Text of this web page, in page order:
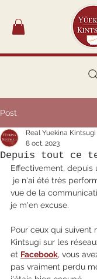
Post
Depuis tout ce
Real Yuekina Kintsugi
8 oct. 2023
Effectivement, depuis
je n'ai été très
vue de la
je m'en excuse.
Pour ceux qui suivent
Kintsugi sur les
et Facebook, vous
pas vraiment perdu